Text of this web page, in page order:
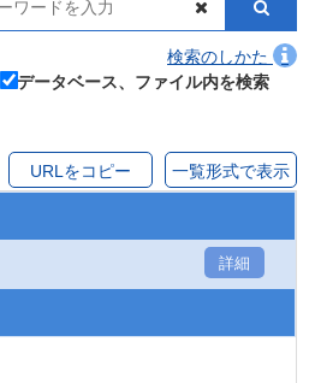
検索のしかた
データベース、ファイル内を検索
URLをコピー 一覧形式で表示
詳細